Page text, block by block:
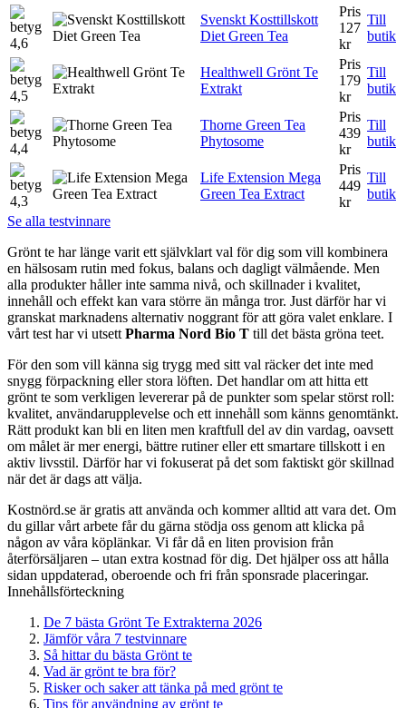
4,6
Svenskt Kosttillskott
Diet Green Tea
Pris
127
kr
Till
butik
4,5
Healthwell Grönt Te
Extrakt
Pris
179
kr
Till
butik
4,4
Thorne Green Tea
Phytosome
Pris
439
kr
Till
butik
4,3
Life Extension Mega
Green Tea Extract
Pris
449
kr
Till
butik
Se alla testvinnare
Grönt te har länge varit ett självklart val för dig som vill kombinera
en hälsosam rutin med fokus, balans och dagligt välmående. Men
alla produkter håller inte samma nivå, och skillnader i kvalitet,
innehåll och effekt kan vara större än många tror. Just därför har vi
granskat marknadens alternativ noggrant för att göra valet enklare. I
vårt test har vi utsett Pharma Nord Bio T till det bästa gröna teet.
För den som vill känna sig trygg med sitt val räcker det inte med
snygg förpackning eller stora löften. Det handlar om att hitta ett
grönt te som verkligen levererar på de punkter som spelar störst roll:
kvalitet, användarupplevelse och ett innehåll som känns genomtänkt.
Rätt produkt kan bli en liten men kraftfull del av din vardag, oavsett
om målet är mer energi, bättre rutiner eller ett smartare tillskott i en
aktiv livsstil. Därför har vi fokuserat på det som faktiskt gör skillnad
när det är dags att välja.
Kostnörd.se är gratis att använda och kommer alltid att vara det. Om
du gillar vårt arbete får du gärna stödja oss genom att klicka på
någon av våra köplänkar. Vi får då en liten provision från
återförsäljaren – utan extra kostnad för dig. Det hjälper oss att hålla
sidan uppdaterad, oberoende och fri från sponsrade placeringar.
Innehållsförteckning
De 7 bästa Grönt Te Extrakterna 2026
Jämför våra 7 testvinnare
Så hittar du bästa Grönt te
Vad är grönt te bra för?
Risker och saker att tänka på med grönt te
Tips för användning av grönt te